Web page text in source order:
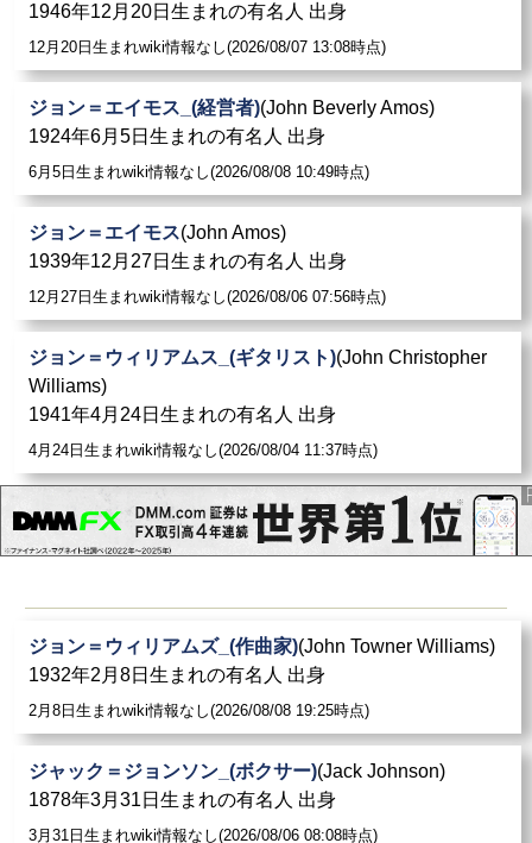
1946年12月20日生まれの有名人 出身
12月20日生まれwiki情報なし(2026/08/07 13:08時点)
ジョン＝エイモス_(経営者)(John Beverly Amos)
1924年6月5日生まれの有名人 出身
6月5日生まれwiki情報なし(2026/08/08 10:49時点)
ジョン＝エイモス(John Amos)
1939年12月27日生まれの有名人 出身
12月27日生まれwiki情報なし(2026/08/06 07:56時点)
ジョン＝ウィリアムス_(ギタリスト)(John Christopher
Williams)
1941年4月24日生まれの有名人 出身
4月24日生まれwiki情報なし(2026/08/04 11:37時点)
ジョン＝ウィリアムズ_(作曲家)(John Towner Williams)
1932年2月8日生まれの有名人 出身
2月8日生まれwiki情報なし(2026/08/08 19:25時点)
ジャック＝ジョンソン_(ボクサー)(Jack Johnson)
1878年3月31日生まれの有名人 出身
3月31日生まれwiki情報なし(2026/08/06 08:08時点)